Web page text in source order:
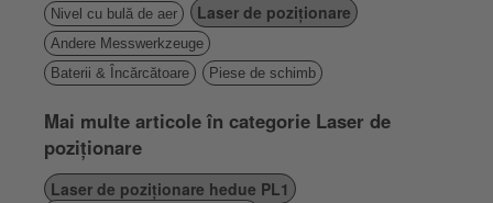
Nivel cu bulă de aer
Laser de poziționare
Andere Messwerkzeuge
Baterii & Încărcătoare
Piese de schimb
Mai multe articole în categorie Laser de
poziționare
Laser de poziționare hedue PL1